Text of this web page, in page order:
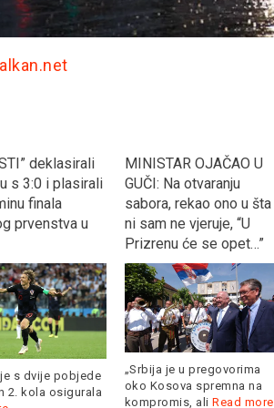
deklasirali
s 3:0 i plasirali
finala
prvenstva u
s dvije pobjede
2. kola osigurala
MINISTAR OJAČAO U
GUČI: Na otvaranju
sabora, rekao ono u šta
ni sam ne vjeruje, “U
Prizrenu će se opet…”
„Srbija je u pregovorima
oko Kosova spremna na
kompromis, ali Read more